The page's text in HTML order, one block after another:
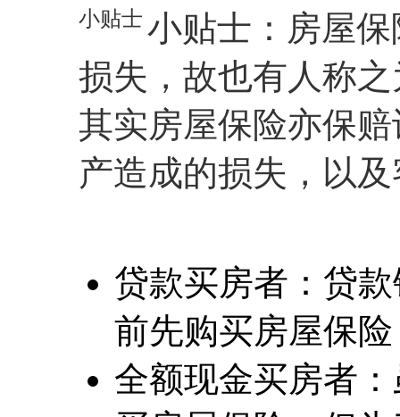
小贴士 小贴士：房屋
损失，故也有人称之
其实房屋保险亦保
产造成的损失，以
贷款买房者：贷
前先购买房屋保
全额现金买房者